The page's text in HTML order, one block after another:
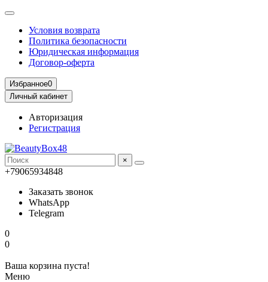
Условия возврата
Политика безопасности
Юридическая информация
Договор-оферта
Избранное0
Личный кабинет
Авторизация
Регистрация
×
+79065934848
Заказать звонок
WhatsApp
Telegram
0
0
Ваша корзина пуста!
Меню